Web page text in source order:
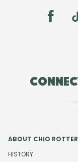
ABOUT CHIO
HISTORY